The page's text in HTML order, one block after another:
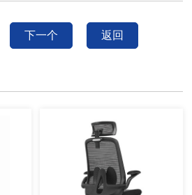
下一个 返回